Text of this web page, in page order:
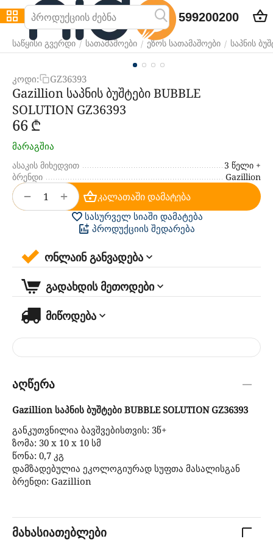
599200200
საწყისი გვერდი / სათამაშოები / ეზოს სათამაშოები / საპნის
კოდი: GZ36393
Gazillion საპნის ბუშტები BUBBLE
SOLUTION GZ36393
‍66‍₾
მარაგშია
ასაკის მიხედვით
3 წელი +
ბრენდი
Gazillion
+
− კალათაში დამატება
სასურველ სიაში დამატება
პროდუქციის შედარება
ონლაინ განვადება
გადახდის მეთოდები
მიწოდება
აღწერა
Gazillion საპნის ბუშტები BUBBLE SOLUTION GZ36393
განკუთვნილია ბავშვებისთვის: 3წ+
ზომა: 30 х 10 х 10 სმ
წონა: 0,7 კგ
დამზადებულია ეკოლოგიურად სუფთა მასალისგან
ბრენდი: Gazillion
მახასიათებლები